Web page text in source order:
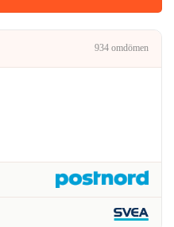
934 omdömen